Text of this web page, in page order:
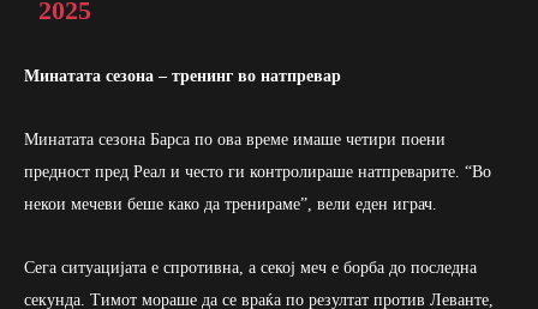
2025
Минатата сезона – тренинг во натпревар
Минатата сезона Барса по ова време имаше четири поени
предност пред Реал и често ги контролираше натпреварите. “Во
некои мечеви беше како да тренираме”, вели еден играч.
Сега ситуацијата е спротивна, а секој меч е борба до последна
секунда. Тимот мораше да се враќа по резултат против Леванте,